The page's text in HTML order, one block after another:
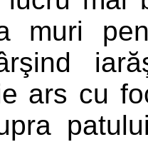
muri
ars cu